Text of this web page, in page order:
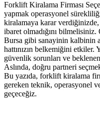
Forklift Kiralama Firması
yapmak operasyonel
kiralamaya karar verdiğinizde,
ibaret olmadığını
Bursa gibi sanayinin kalbinin
hattınızın belkemiğini etkiler.
güvenlik sorunları ve
Aslında, doğru partneri
Bu yazıda, forklift kiralama
gereken teknik, operasyonel
geçeceğiz.